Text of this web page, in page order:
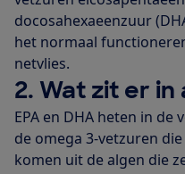
docosahexaeenzuur
het normaal
netvlies.
2. Wat zit er in
EPA en DHA heten in
de omega 3-vetzuren
komen uit de algen die